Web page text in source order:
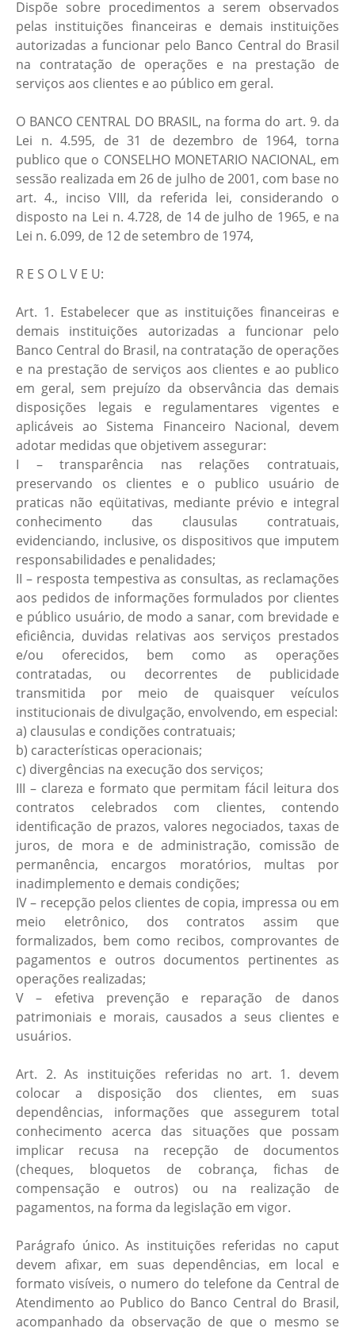
Dispõe sobre procedimentos a serem observados
pelas instituições financeiras e demais instituições
autorizadas a funcionar pelo Banco Central do Brasil
na contratação de operações e na prestação de
serviços aos clientes e ao público em geral.
O BANCO CENTRAL DO BRASIL, na forma do art. 9. da
Lei n. 4.595, de 31 de dezembro de 1964, torna
publico que o CONSELHO MONETARIO NACIONAL, em
sessão realizada em 26 de julho de 2001, com base no
art. 4., inciso VIII, da referida lei, considerando o
disposto na Lei n. 4.728, de 14 de julho de 1965, e na
Lei n. 6.099, de 12 de setembro de 1974,
R E S O L V E U:
Art. 1. Estabelecer que as instituições financeiras e
demais instituições autorizadas a funcionar pelo
Banco Central do Brasil, na contratação de operações
e na prestação de serviços aos clientes e ao publico
em geral, sem prejuízo da observância das demais
disposições legais e regulamentares vigentes e
aplicáveis ao Sistema Financeiro Nacional, devem
adotar medidas que objetivem assegurar:
I – transparência nas relações contratuais,
preservando os clientes e o publico usuário de
praticas não eqüitativas, mediante prévio e integral
conhecimento das clausulas contratuais,
evidenciando, inclusive, os dispositivos que imputem
responsabilidades e penalidades;
II – resposta tempestiva as consultas, as reclamações
aos pedidos de informações formulados por clientes
e público usuário, de modo a sanar, com brevidade e
eficiência, duvidas relativas aos serviços prestados
e/ou oferecidos, bem como as operações
contratadas, ou decorrentes de publicidade
transmitida por meio de quaisquer veículos
institucionais de divulgação, envolvendo, em especial:
a) clausulas e condições contratuais;
b) características operacionais;
c) divergências na execução dos serviços;
III – clareza e formato que permitam fácil leitura dos
contratos celebrados com clientes, contendo
identificação de prazos, valores negociados, taxas de
juros, de mora e de administração, comissão de
permanência, encargos moratórios, multas por
inadimplemento e demais condições;
IV – recepção pelos clientes de copia, impressa ou em
meio eletrônico, dos contratos assim que
formalizados, bem como recibos, comprovantes de
pagamentos e outros documentos pertinentes as
operações realizadas;
V – efetiva prevenção e reparação de danos
patrimoniais e morais, causados a seus clientes e
usuários.
Art. 2. As instituições referidas no art. 1. devem
colocar a disposição dos clientes, em suas
dependências, informações que assegurem total
conhecimento acerca das situações que possam
implicar recusa na recepção de documentos
(cheques, bloquetos de cobrança, fichas de
compensação e outros) ou na realização de
pagamentos, na forma da legislação em vigor.
Parágrafo único. As instituições referidas no caput
devem afixar, em suas dependências, em local e
formato visíveis, o numero do telefone da Central de
Atendimento ao Publico do Banco Central do Brasil,
acompanhado da observação de que o mesmo se